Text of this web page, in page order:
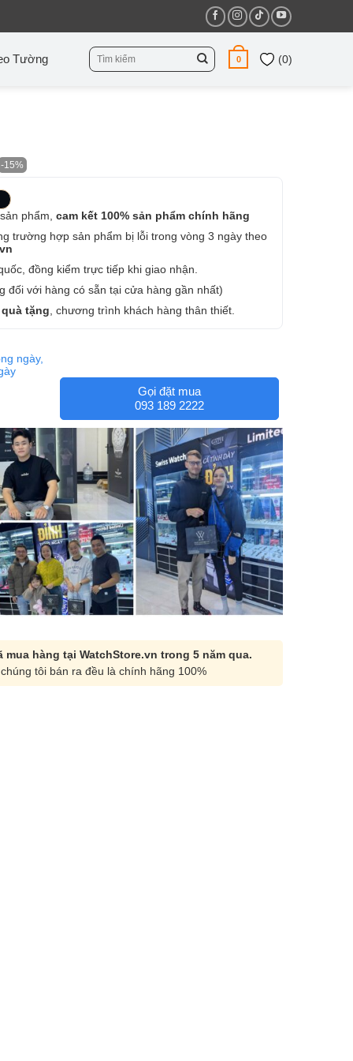
Tường
Tìm
kiếm:
0 (0)
-15%
phẩm, cam kết 100% sản phẩm chính hãng
trường hợp sản phẩm bị lỗi trong vòng 3 ngày theo
đồng kiểm trực tiếp khi giao nhận.
đối với hàng có sẵn tại cửa hàng gần nhất)
tặng , chương trình khách hàng thân thiết.
ngày,
Gọi đặt mua
093 189 2222
mua hàng tại WatchStore.vn trong 5 năm qua.
tôi bán ra đều là chính hãng 100%